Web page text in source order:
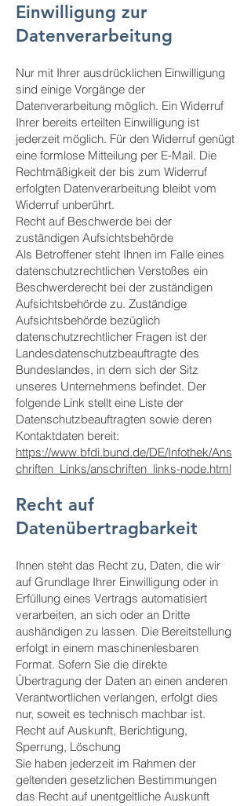
Einwilligung zur
Datenverarbeitung
Nur mit Ihrer ausdrücklichen Einwilligung
sind einige Vorgänge der
Datenverarbeitung möglich. Ein Widerruf
Ihrer bereits erteilten Einwilligung ist
jederzeit möglich. Für den Widerruf genügt
eine formlose Mitteilung per E-Mail. Die
Rechtmäßigkeit der bis zum Widerruf
erfolgten Datenverarbeitung bleibt vom
Widerruf unberührt.
Recht auf Beschwerde bei der
zuständigen Aufsichtsbehörde
Als Betroffener steht Ihnen im Falle eines
datenschutzrechtlichen Verstoßes ein
Beschwerderecht bei der zuständigen
Aufsichtsbehörde zu. Zuständige
Aufsichtsbehörde bezüglich
datenschutzrechtlicher Fragen ist der
Landesdatenschutzbeauftragte des
Bundeslandes, in dem sich der Sitz
unseres Unternehmens befindet. Der
folgende Link stellt eine Liste der
Datenschutzbeauftragten sowie deren
Kontaktdaten bereit:
https://www.bfdi.bund.de/DE/Infothek/Ans
chriften_Links/anschriften_links-node.html
Recht auf
Datenübertragbarkeit
Ihnen steht das Recht zu, Daten, die wir
auf Grundlage Ihrer Einwilligung oder in
Erfüllung eines Vertrags automatisiert
verarbeiten, an sich oder an Dritte
aushändigen zu lassen. Die Bereitstellung
erfolgt in einem maschinenlesbaren
Format. Sofern Sie die direkte
Übertragung der Daten an einen anderen
Verantwortlichen verlangen, erfolgt dies
nur, soweit es technisch machbar ist.
Recht auf Auskunft, Berichtigung,
Sperrung, Löschung
Sie haben jederzeit im Rahmen der
geltenden gesetzlichen Bestimmungen
das Recht auf unentgeltliche Auskunft